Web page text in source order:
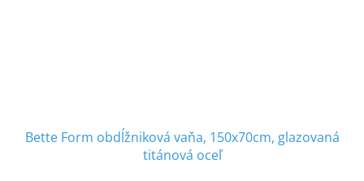
Bette Form obdĺžniková vaňa, 150x70cm, glazovaná
titánová oceľ